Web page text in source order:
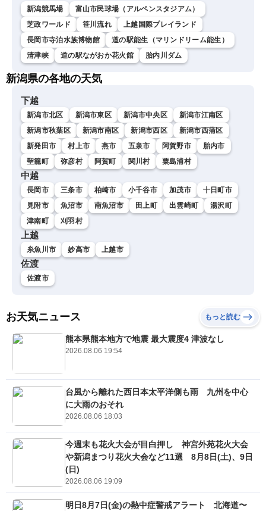
新潟競馬場
富山市民球場（アルペンスタジアム）
芝政ワールド
笹川流れ
上越国際プレイランド
長岡市寺泊水族博物館
道の駅能生（マリンドリーム能生）
清津峡
道の駅ながおか花火館 胎内川ダム
新潟県の各地の天気
下越
新潟市北区 新潟市東区 新潟市中央区
新潟市江南区
新潟市秋葉区
新潟市南区 新潟市西区
新潟市西蒲区
新発田市
村上市 燕市 五泉市 阿賀野市
胎内市
聖籠町
弥彦村 阿賀町 関川村 粟島浦村
中越
長岡市 三条市 柏崎市 小千谷市 加茂市
十日町市
見附市
魚沼市 南魚沼市 田上町 出雲崎町
湯沢町
津南町
刈羽村
上越
糸魚川市 妙高市 上越市
佐渡
佐渡市
お天気ニュース もっと読む
熊本県熊本地方で地震 最大震度4 津波なし
2026.08.06 19:54
台風から離れた西日本太平洋側も雨 九州を中心
に大雨のおそれ
2026.08.06 18:03
今週末も花火大会が目白押し 神宮外苑花火大会
や新潟まつり花火大会など11選 8月8日(土)、9日
(日)
2026.08.06 19:09
明日8月7日(金)の熱中症警戒アラート 北海道〜